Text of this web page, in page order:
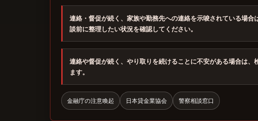
連絡・督促が続く、家族や勤務先への連絡を示唆されている場合
談前に整理したい状況を確認してください。
連絡や督促が続く、やり取りを続けることに不安がある場合は、
ます。
金融庁の注意喚起 日本貸金業協会 警察相談窓口